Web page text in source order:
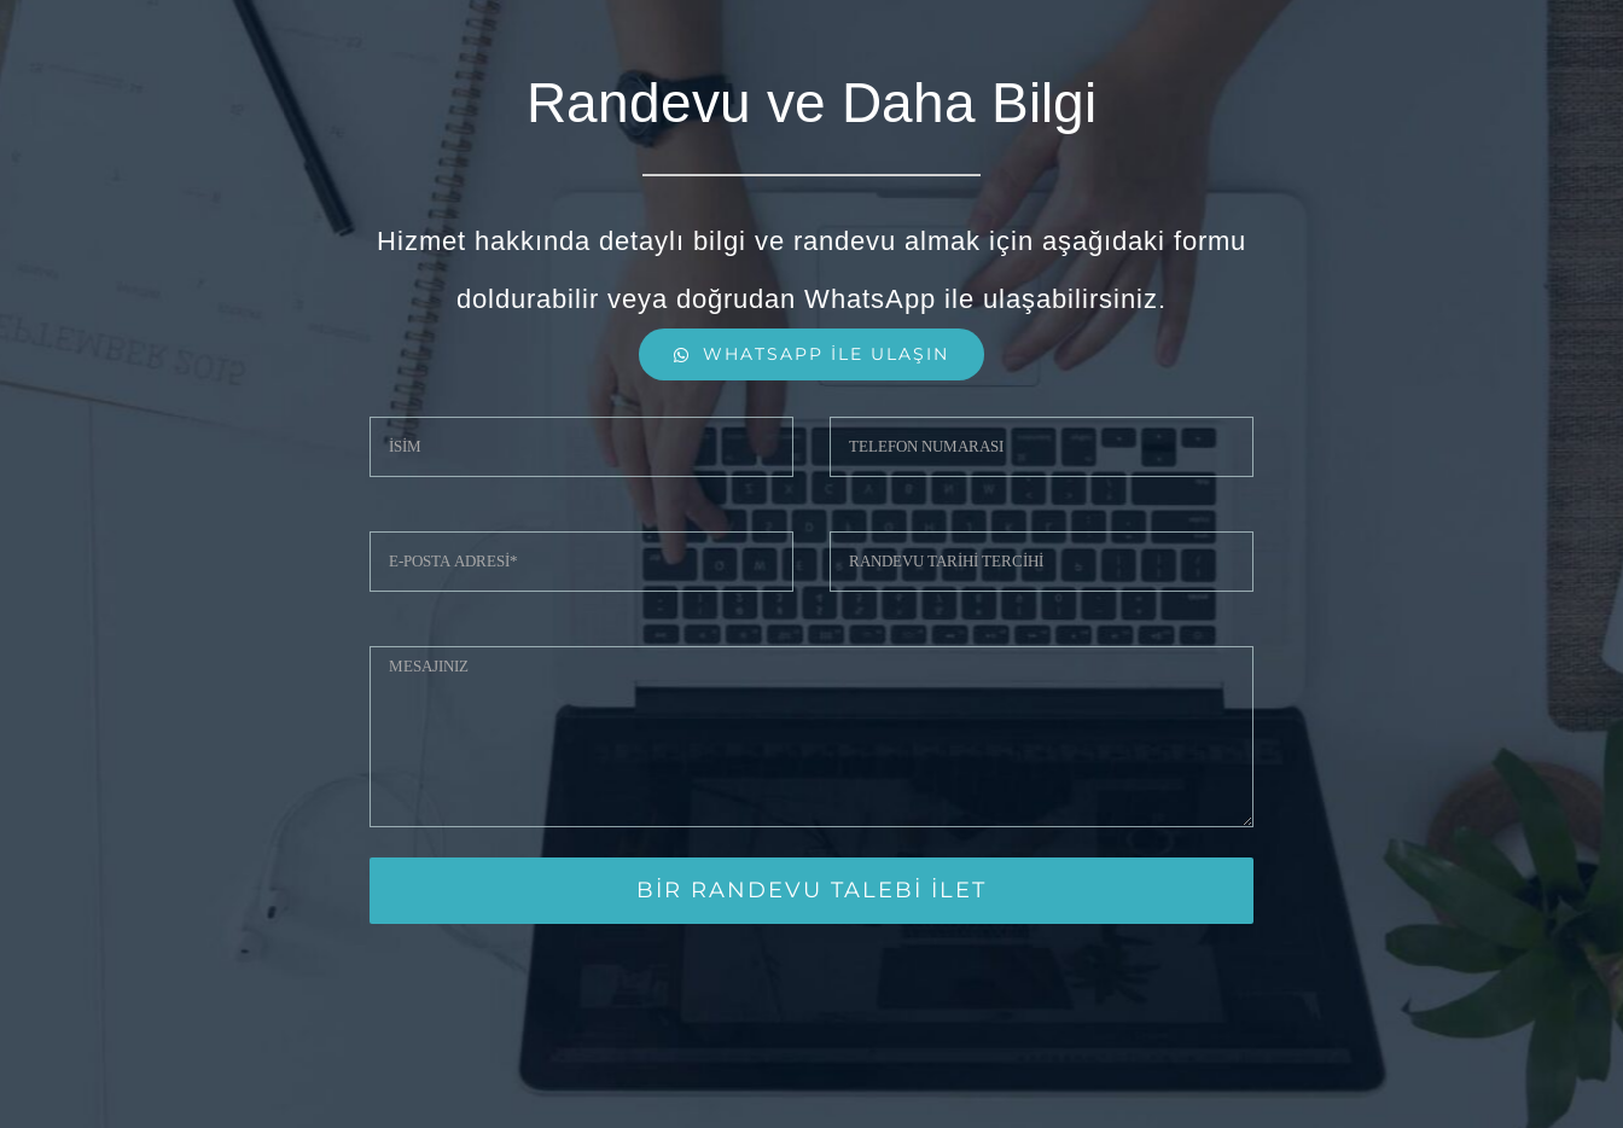
Randevu ve Daha Bilgi
Hizmet hakkında detaylı bilgi ve randevu almak için aşağıdaki formu
doldurabilir veya doğrudan WhatsApp ile ulaşabilirsiniz.
WHATSAPP İLE ULAŞIN